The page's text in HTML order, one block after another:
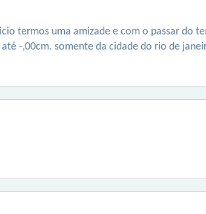
termos uma amizade e com o passar do
-,00cm. somente da cidade do rio de